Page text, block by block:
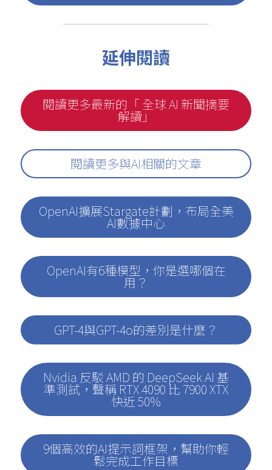
延伸閱讀
閱讀更多最新的「 全球 AI 新聞摘要
解讀」
閱讀更多與AI相關的文章
OpenAI擴展Stargate計劃，布局全美
AI數據中心
OpenAI有6種模型，你是選哪個在
用？
GPT-4與GPT-4o的差別是什麼？
Nvidia 反駁 AMD 的 DeepSeek AI 基
準測試，聲稱 RTX 4090 比 7900 XTX
快近 50%
9個高效的AI提示詞框架，幫助你輕
鬆完成工作目標